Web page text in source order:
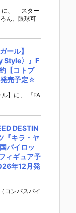
に、 「スター
ん、眼球可
ール】
Style〉』F
【コトブ
売予定☆
ル】に、 『FA
DESTIN
『キラ・ヤ
パイロッ
ィギュア予
年12月発
コンパスパイ